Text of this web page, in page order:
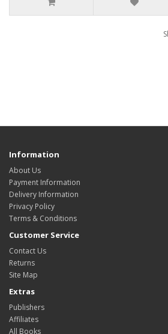
Information
About Us
Payment Information
Delivery Information
Privacy Policy
Terms & Conditions
Customer Service
Contact Us
Returns
Site Map
Extras
Publishers
Affiliates
All Books